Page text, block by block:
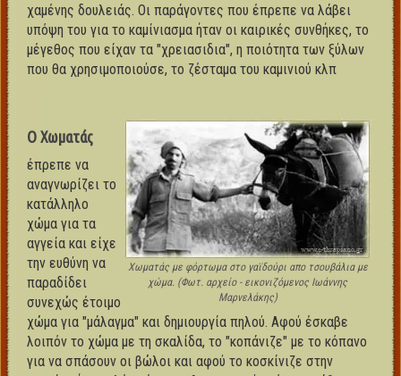
χαμένης δουλειάς. Οι παράγοντες που έπρεπε να λάβει
υπόψη του για το καμίνιασμα ήταν οι καιρικές συνθήκες, το
μέγεθος που είχαν τα "χρειασιδια", η ποιότητα των ξύλων
που θα χρησιμοποιούσε, το ζέσταμα του καμινιού κλπ
Χωματάς με φόρτωμα στο γαϊδούρι απο τσουβάλια με
χώμα. (Φωτ. αρχείο - εικονιζόμενος Ιωάννης
Μαρνελάκης)
Ο Χωματάς
έπρεπε να
αναγνωρίζει το
κατάλληλο
χώμα για τα
αγγεία και είχε
την ευθύνη να
παραδίδει
συνεχώς έτοιμο
χώμα για "μάλαγμα" και δημιουργία πηλού. Αφού έσκαβε
λοιπόν το χώμα με τη σκαλίδα, το "κοπάνιζε" με το κόπανο
για να σπάσουν οι βώλοι και αφού το κοσκίνιζε στην